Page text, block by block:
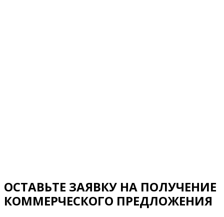
ОСТАВЬТЕ ЗАЯВКУ НА ПОЛУЧЕНИЕ
КОММЕРЧЕСКОГО ПРЕДЛОЖЕНИЯ